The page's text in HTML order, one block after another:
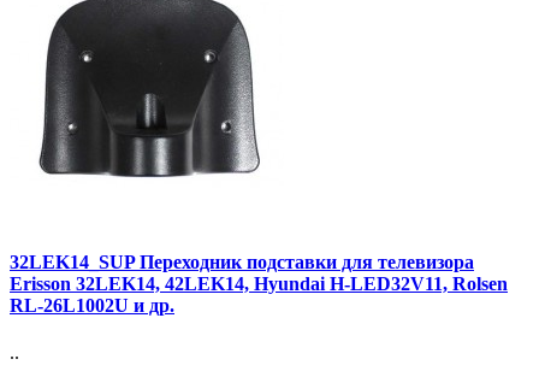
32LEK14_SUP Переходник подставки для телевизора
Erisson 32LEK14, 42LEK14, Hyundai H-LED32V11, Rolsen
RL-26L1002U и др.
..